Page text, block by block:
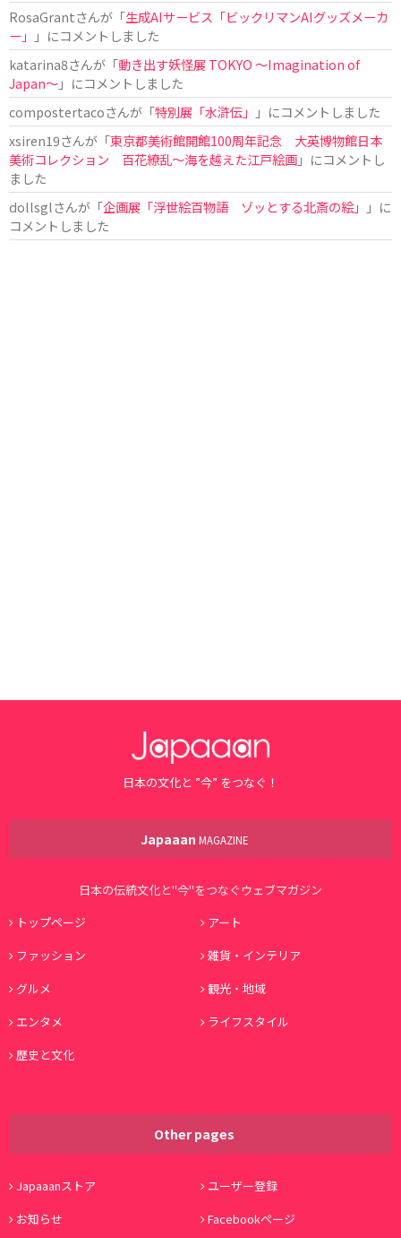
RosaGrantさんが「生成AIサービス「ビックリマンAIグッズメーカ
ー」
」にコメントしました
katarina8さんが「動き出す妖怪展 TOKYO 〜Imagination of
Japan〜」にコメントしました
compostertacoさんが「特別展「水滸伝」
」にコメントしました
xsiren19さんが「東京都美術館開館100周年記念 大英博物館日本
美術コレクション 百花繚乱～海を越えた江戸絵画」にコメントし
ました
dollsglさんが「企画展「浮世絵百物語 ゾッとする北斎の絵」
」に
コメントしました
日本の文化と ”今” をつなぐ！
Japaaan MAGAZINE
日本の伝統文化と"今"をつなぐウェブマガジン
トップページ
アート
ファッション
雑貨・インテリア
グルメ
観光・地域
エンタメ
ライフスタイル
歴史と文化
Other pages
Japaaanストア
ユーザー登録
お知らせ
Facebookページ